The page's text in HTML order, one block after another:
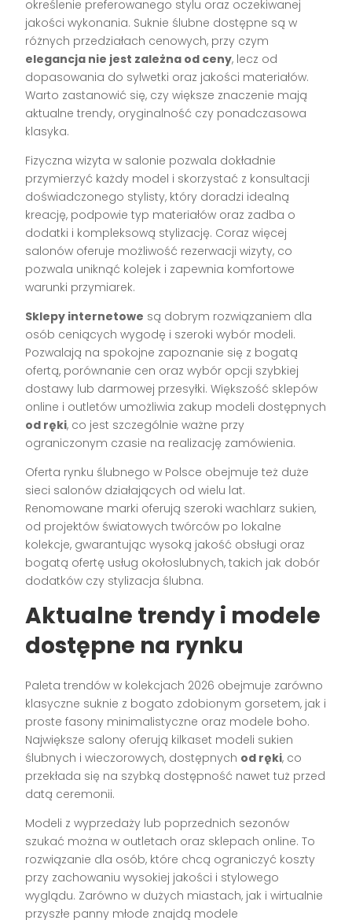
określenie preferowanego stylu oraz oczekiwanej
jakości wykonania. Suknie ślubne dostępne są w
różnych przedziałach cenowych, przy czym
elegancja nie jest zależna od ceny, lecz od
dopasowania do sylwetki oraz jakości materiałów.
Warto zastanowić się, czy większe znaczenie mają
aktualne trendy, oryginalność czy ponadczasowa
klasyka.
Fizyczna wizyta w salonie pozwala dokładnie
przymierzyć każdy model i skorzystać z konsultacji
doświadczonego stylisty, który doradzi idealną
kreację, podpowie typ materiałów oraz zadba o
dodatki i kompleksową stylizację. Coraz więcej
salonów oferuje możliwość rezerwacji wizyty, co
pozwala uniknąć kolejek i zapewnia komfortowe
warunki przymiarek.
Sklepy internetowe są dobrym rozwiązaniem dla
osób ceniących wygodę i szeroki wybór modeli.
Pozwalają na spokojne zapoznanie się z bogatą
ofertą, porównanie cen oraz wybór opcji szybkiej
dostawy lub darmowej przesyłki. Większość sklepów
online i outletów umożliwia zakup modeli dostępnych
od ręki, co jest szczególnie ważne przy
ograniczonym czasie na realizację zamówienia.
Oferta rynku ślubnego w Polsce obejmuje też duże
sieci salonów działających od wielu lat.
Renomowane marki oferują szeroki wachlarz sukien,
od projektów światowych twórców po lokalne
kolekcje, gwarantując wysoką jakość obsługi oraz
bogatą ofertę usług okołoslubnych, takich jak dobór
dodatków czy stylizacja ślubna.
Aktualne trendy i modele
dostępne na rynku
Paleta trendów w kolekcjach 2026 obejmuje zarówno
klasyczne suknie z bogato zdobionym gorsetem, jak i
proste fasony minimalistyczne oraz modele boho.
Największe salony oferują kilkaset modeli sukien
ślubnych i wieczorowych, dostępnych od ręki, co
przekłada się na szybką dostępność nawet tuż przed
datą ceremonii.
Modeli z wyprzedaży lub poprzednich sezonów
szukać można w outletach oraz sklepach online. To
rozwiązanie dla osób, które chcą ograniczyć koszty
przy zachowaniu wysokiej jakości i stylowego
wyglądu. Zarówno w dużych miastach, jak i wirtualnie
przyszłe panny młode znajdą modele